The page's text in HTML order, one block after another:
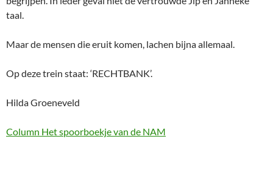
taal.
Maar de mensen die eruit komen, lachen bijna allemaal.
Op deze trein staat: ‘RECHTBANK’.
Hilda Groeneveld
Column Het spoorboekje van de NAM